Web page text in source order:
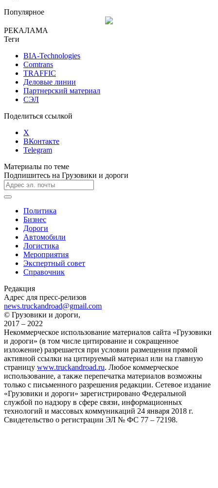
Популярное
РЕКАЛАМА
Теги
BIA-Technologies
Comtrans
TRAFFIC
Деловые линии
Партнерский материал
СЭЛ
Поделиться ссылкой
X
ВКонтакте
Telegram
Материалы по теме
Подпишитесь на Грузовики и дороги
Политика
Бизнес
Дороги
Автомобили
Логистика
Мероприятия
Экспертный совет
Справочник
Редакция
Адрес для пресс-релизов
news.truckandroad@gmail.com
© Грузовики и дороги,
2017 – 2022
Некоммерческое использование материалов сайта «Грузовики
и дороги» (в том числе цитирование и сокращенное
изложение) разрешается при условии размещения прямой
активной ссылки на цитируемый материал или на главную
страницу www.truckandroad.ru. Любое коммерческое
использование, а также перепечатка материалов возможны
только с письменного разрешения редакции. Сетевое издание
«Грузовики и дороги» зарегистрировано Федеральной
службой по надзору в сфере связи, информационных
технологий и массовых коммуникаций 24 января 2018 г.
Свидетельство о регистрации ЭЛ № ФС 77 – 72198.